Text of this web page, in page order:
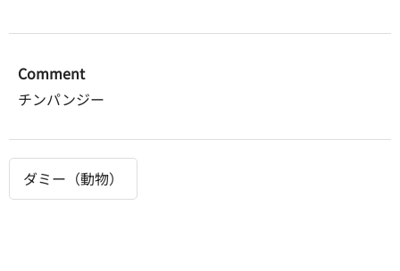
Comment
チンパンジー
ダミー（動物）